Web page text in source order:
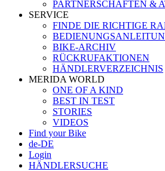
PARTNERSCHAFTEN &
SERVICE
FINDE DIE RICHTIGE
BIKE-ARCHIV
RÜCKRUFAKTIONEN
HÄNDLERVERZEICHNIS
MERIDA WORLD
ONE OF A KIND
BEST IN TEST
STORIES
VIDEOS
Find your Bike
de-DE
Login
HÄNDLERSUCHE